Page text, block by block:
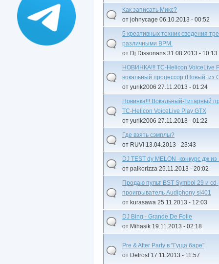
Как записать Микс?
от johnycage 06.10.2013 - 00:52
5 креативных техник сведения
различными ВРМ.
от Dj Dissonans 31.08.2013 - 10:13
НОВИНКА!!! TC-Helicon VoiceLive
вокальный процессор (Новый, из
от yurik2006 27.11.2013 - 01:24
Новинка!!! Вокальный-Гитарный
TC-Helicon VoiceLive Play GTX
от yurik2006 27.11.2013 - 01:22
Где взять сэмплы?
от RUVI 13.04.2013 - 23:43
DJ TEST dy MELON -конкурс дж
от palkorizza 25.11.2013 - 20:02
Продаю пульт BST Symbol 29 и cd-
проигрыватель Audiphony si401
от kurasawa 25.11.2013 - 12:03
DJ Bing - Grande De Folie
от Mihasik 19.11.2013 - 02:18
Pre & After Party в "Гуща баре"
от Defrost 17.11.2013 - 11:57